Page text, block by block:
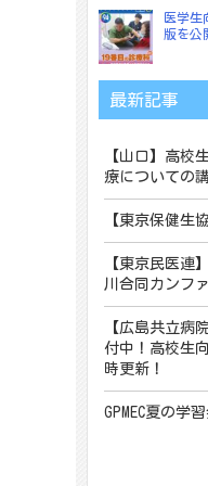
医学生
版を公
最新記事
【山口】高校
療についての
【東京保健生
【東京民医連
川合同カンフ
【広島共立病
付中！高校生
時更新！
GPMEC夏の学